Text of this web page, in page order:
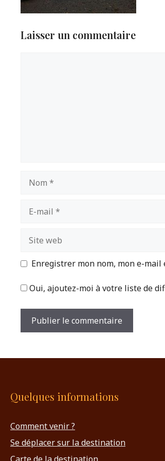
Laisser un commentaire
mail
web
Enregistrer mon nom, mon e-
Oui, ajoutez-moi à votre liste de
Quelques informations
Comment venir ?
Se déplacer sur la destination